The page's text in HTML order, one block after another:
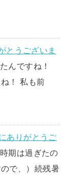
とうございま
んですね！
！ 私も前
ありがとうご
期は過ぎたの
で、）続残暑